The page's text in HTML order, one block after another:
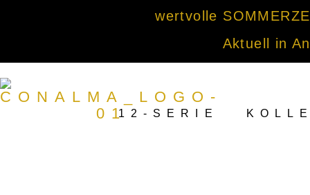
wertvolle
Aktuell in
12-SERIE